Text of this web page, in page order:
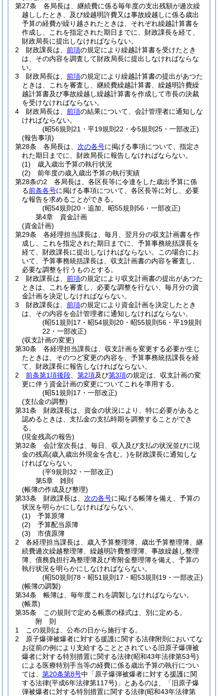
第27条
各局長は、継続費に係る毎年度の支出残額が逓次繰
越ししたとき、及び繰越明許費又は事故繰越しに係る歳出
予算の経費が繰り越されたときは、それぞれ繰越計算書を
作成し、これを指定された期日までに、財政課長を経て、
財政局長に提出しなければならない。
2
財政課長は、 前項の規定により繰越計算書を受けたとき
は、その内容を調査して財政局長に提出しなければならな
い。
3
財政局長は、 前項の規定により繰越計算書の提出があつた
ときは、これを審査し、継続費繰越計算書、繰越明許費繰
越計算書及び事故繰越し繰越計算書を作成して市長の決裁
を受けなければならない。
4
財政局長は、 前項の結果について、会計管理者に通知しな
ければならない。
(昭56規則21・平19規則22・令5規則25・一部改正)
(報告事項)
第28条
各局長は、 次の各号に掲げる事項について、指定さ
れた期日までに、財政局長に報告しなければならない。
(1)
歳入歳出予算の執行状況
(2)
前年度の歳入歳出予算の執行実績
第28条の2
各局長は、各区長等に令達をした歳出予算に係
る前条各号に掲げる事項について、各区長等に対し、必要
な報告を求めることができる。
(昭54規則20・追加、昭55規則56・一部改正)
第4章
資金計画
(資金計画)
第29条
各経理担当課長は、毎月、翌月分の収支計画書を作
成し、これを指定された期日までに、予算事務統括課長を
経て、財政課長に提出しなければならない。
この場合にお
いて、予算事務統括課長は、収支計画書の内容を審査し、
必要な調整を行うものとする。
2
財政課長は、 前項の規定により収支計画書の提出があつた
ときは、これを審査し、必要な調整を行ない、毎月分の資
金計画を決定しなければならない。
3
財政課長は、 前項の規定により資金計画を決定したとき
は、その内容を会計管理者に通知しなければならない。
(昭51規則17・昭54規則20・昭55規則56・平19規則
22・一部改正)
(収支計画の変更)
第30条
各経理担当課長は、収支計画を変更する必要が生じ
たときは、そのつど変更の内容を、予算事務統括課長を経
て、財政課長に報告しなければならない。
2
前条第1項後段 第2項及び第3項の規定は、収支計画の変
更に伴う資金計画の変更についてこれを準用する。
(昭51規則17・一部改正)
(支払金の調整)
第31条
財政課長は、資金の状況により、特に必要があると
認めるときは、支払金の支払時期を調整することができ
る。
(現金残高の報告)
第32条
会計室次長は、毎日、収入及び支払の状況並びに現
金の残高(歳入歳出外現金を含む。)を財政課長に通知しな
ければならない。
(平9規則32・一部改正)
第5章
雑則
(帳簿の作成及び整理)
第33条
財政課長は、 次の各号に掲げる帳簿を備え、予算の
状況を明らかにしなければならない。
(1)
予算原簿
(2)
予算配当原簿
(3)
市債原簿
2
各経理担当課長は、歳入予算整理簿、歳出予算整理簿、継
続費逓次繰越整理簿、繰越明許費整理簿、事故繰越し整理
簿、債務負担行為整理簿及び寄附金整理簿を備え、予算の
執行状況を明らかにしなければならない。
(昭50規則78・昭51規則17・昭53規則19・一部改正)
(帳簿の調製)
第34条
帳簿は、毎年度これを調製しなければならない。
(帳票)
第35条
この規則で定める帳票の様式は、別に定める。
附 則
1
この規則は、公布の日から施行する。
2
原子爆弾被爆者に対する援護に関する法律附則においてな
お従前の例により支給することとされている旧原子爆弾被
爆者に対する特別措置に関する法律(昭和43年法律第53号)
による医療特別手当等の経費に係る歳出予算の執行につい
ては、 第20条第8号中「原子爆弾被爆者に対する援護に関
する法律(平成6年法律第117号) 」とあるのは、「旧原子爆
弾被爆者に対する特別措置に関する法律(昭和43年法律第